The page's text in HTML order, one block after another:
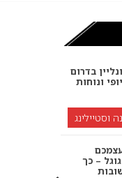
בדרום
ונוחות
וסטיילינג
– כך